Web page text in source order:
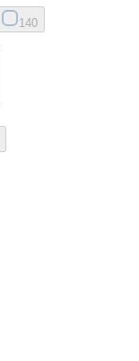
140